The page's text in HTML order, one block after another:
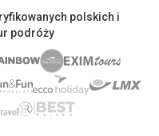
polskich i
podróży